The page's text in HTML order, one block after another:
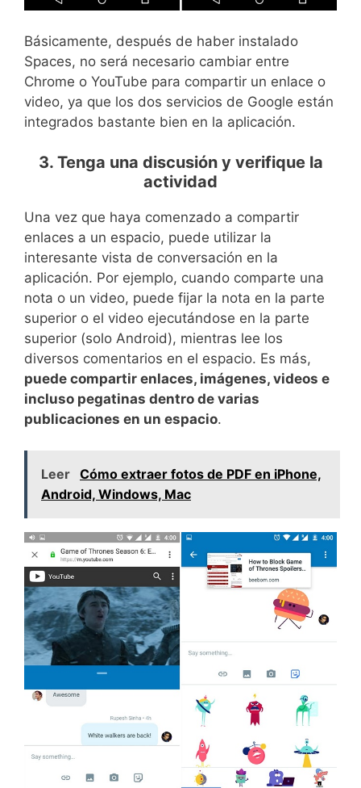
Básicamente, después de haber instalado
Spaces, no será necesario cambiar entre
Chrome o YouTube para compartir un enlace o
video, ya que los dos servicios de Google están
integrados bastante bien en la aplicación.
3. Tenga una discusión y verifique la
actividad
Una vez que haya comenzado a compartir
enlaces a un espacio, puede utilizar la
interesante vista de conversación en la
aplicación. Por ejemplo, cuando comparte una
nota o un video, puede fijar la nota en la parte
superior o el video ejecutándose en la parte
superior (solo Android), mientras lee los
diversos comentarios en el espacio. Es más,
puede compartir enlaces, imágenes, videos e
incluso pegatinas dentro de varias
publicaciones en un espacio.
Leer Cómo extraer fotos de PDF en iPhone,
Android, Windows, Mac